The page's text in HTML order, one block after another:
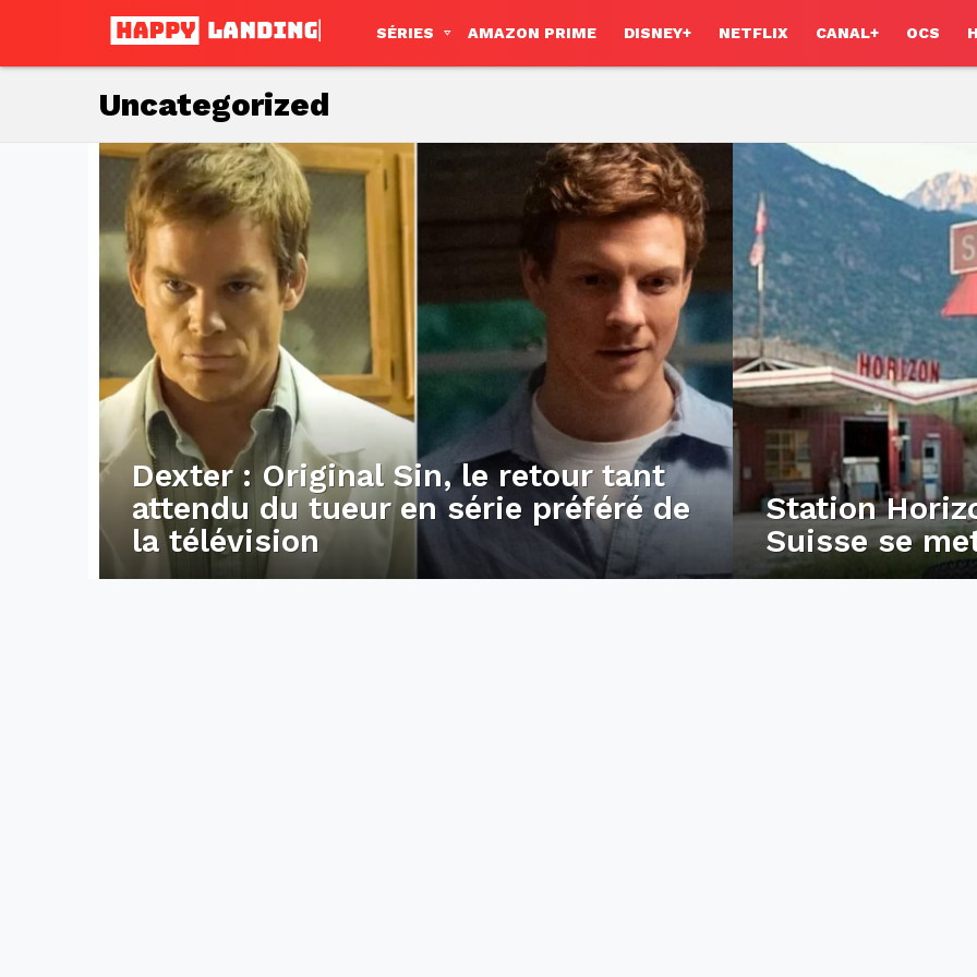
SÉRIES AMAZON PRIME DISNEY+ NETFLIX CANAL+ OCS
Uncategorized
Subterms
Latest
stories
Dexter : Original Sin, le retour tant
attendu du tueur en série préféré de
la télévision
Station
Suisse se